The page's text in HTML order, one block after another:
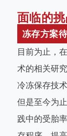
面临的
冻存方案
目前为止，
术的相关研
冷冻保存技
但是至今为
践中的受胎